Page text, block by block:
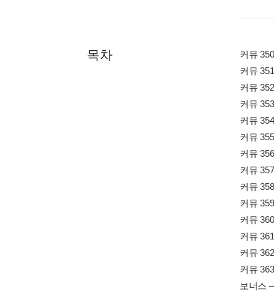
목차
커뮤
커뮤
커뮤
커뮤
커뮤
커뮤
커뮤
커뮤
커뮤
커뮤
커뮤
커뮤
커뮤
커뮤
보너스